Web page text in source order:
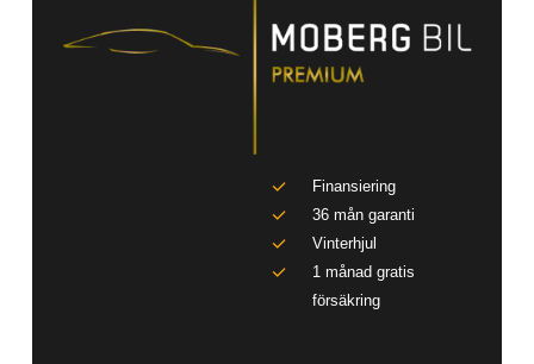
Finansiering
36 mån garanti
Vinterhjul
1 månad gratis
försäkring